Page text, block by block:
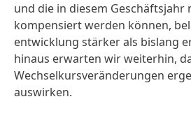
und die in diesem Geschäftsjahr
kompensiert werden können,
entwicklung stärker als bislang
hinaus erwarten wir weiterhin,
Wechselkurs­veränderungen
auswirken.